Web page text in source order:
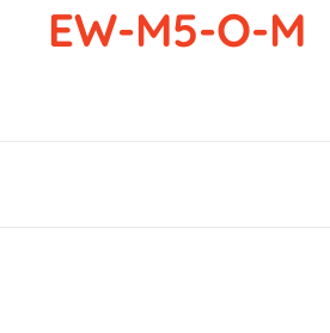
EW-M5-O-M